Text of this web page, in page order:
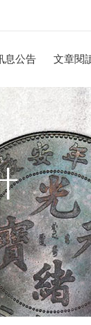
息公告 文章閱